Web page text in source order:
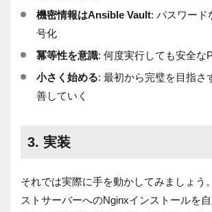
機密情報はAnsible Vault: パスワード
号化
冪等性を意識: 何度実行しても安全な
小さく始める: 最初から完璧を目指さ
善していく
3. 実装
それでは実際に手を動かしてみましょう
ストサーバーへのNginxインストールを